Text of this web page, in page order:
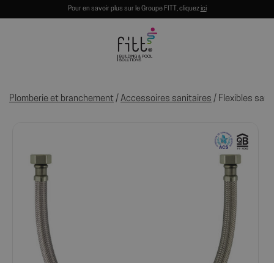
Pour en savoir plus sur le Groupe FITT, cliquezici
Plomberie et branchement / Accessoires sanitaires / Flexibles